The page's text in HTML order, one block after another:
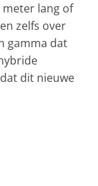
lang of
zelfs over
gamma dat
dit nieuwe